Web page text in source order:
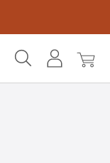
MonMon